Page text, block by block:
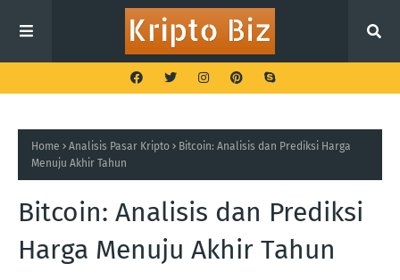
Home Analisis Pasar Kripto
Bitcoin: Analisis dan Prediksi Harga
Menuju Akhir Tahun
Bitcoin: Analisis dan Prediksi
Harga Menuju Akhir Tahun